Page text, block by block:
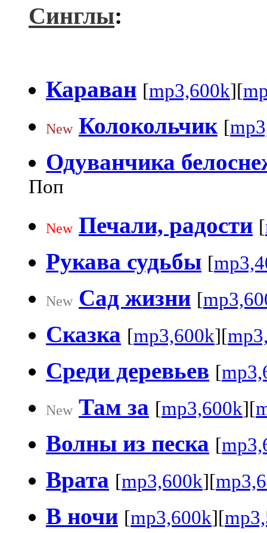
Синглы:
Караван [mp3,600k][
New Колокольчик [
Одуванчика
Поп
New Печали, радости [
Рукава судьбы [
New Сад жизни [
Сказка [mp3,600k][
Среди деревьев [
New Там за [mp3,600k][
Волны из песка [
Врата [mp3,600k][
В ночи [mp3,600k][